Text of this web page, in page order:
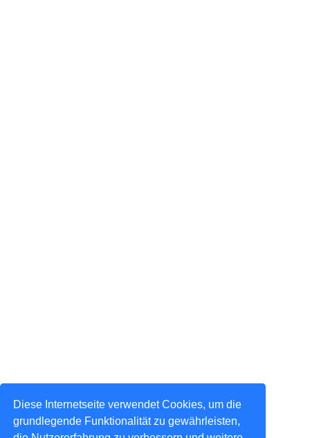
Diese Internetseite verwendet Cookies, um die
grundlegende Funktionalität zu gewährleisten,